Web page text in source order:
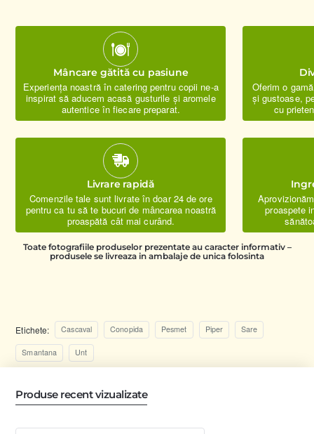
Mâncare gătită cu pasiune
Experiența noastră în catering pentru copii ne-a
inspirat să aducem acasă gusturile și aromele
autentice în fiecare preparat.
Livrare rapidă
Comenzile tale sunt livrate în doar 24 de ore
pentru ca tu să te bucuri de mâncarea noastră
proaspătă cât mai curând.
Oferim o
și gustoase,
cu
proaspete
Toate fotografiile produselor prezentate au caracter informativ –
produsele se livreaza in ambalaje de unica folosinta
Etichete: Cascaval Conopida Pesmet Piper Sare
Smantana Unt
Produse recent vizualizate